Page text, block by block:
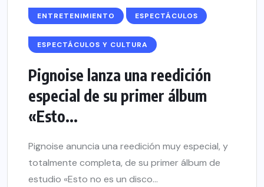
ENTRETENIMIENTO ESPECTÁCULOS
ESPECTÁCULOS Y CULTURA
Pignoise lanza una reedición
especial de su primer álbum
«Esto...
Pignoise anuncia una reedición muy especial, y
totalmente completa, de su primer álbum de
estudio «Esto no es un disco...